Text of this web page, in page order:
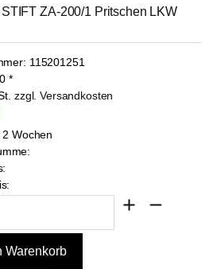
ZA-200/1 Pritschen LKW
115201251
*
zzgl. Versandkosten
Wochen